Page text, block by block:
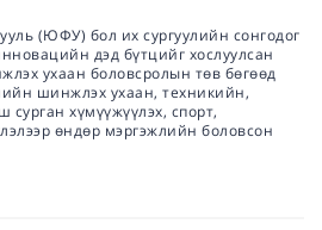
(ЮФУ) бол их сургуулийн сонгодог
дэд бүтцийг хослуулсан
ухаан боловсролын төв бөгөөд
шинжлэх ухаан, техникийн,
хүмүүжүүлэх, спорт,
өндөр мэргэжлийн боловсон